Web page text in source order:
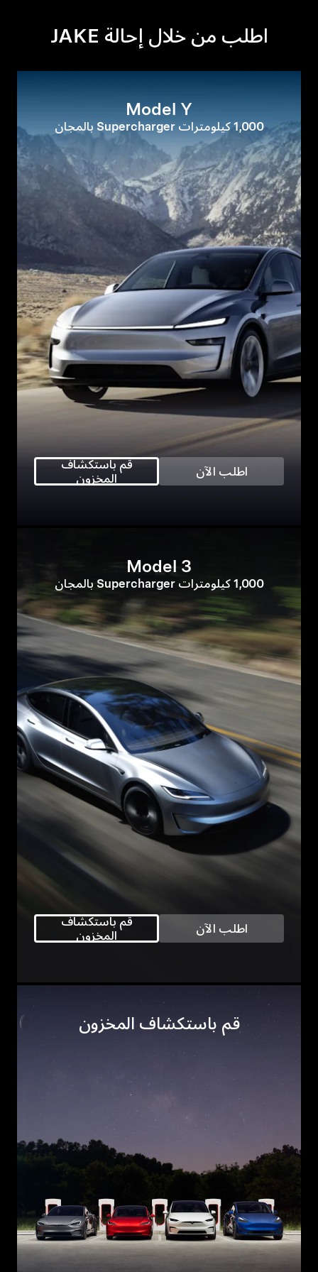
اطلب من خلال إحالة JAKE
Model Y
1,000 كيلومترات Supercharger بالمجان
اطلب الآن
قم باستكشاف
المخزون
Model 3
1,000 كيلومترات Supercharger بالمجان
اطلب الآن
قم باستكشاف
المخزون
قم باستكشاف المخزون